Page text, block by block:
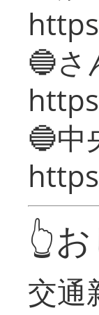
🔵さ
🔵中
👆
交通